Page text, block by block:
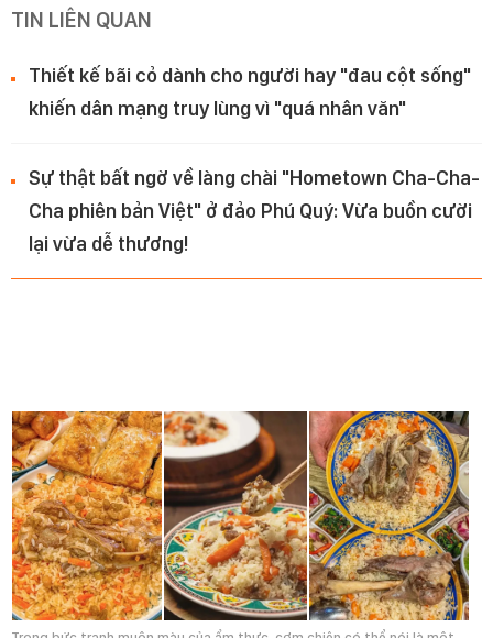
TIN LIÊN QUAN
Thiết kế bãi cỏ dành cho người hay "đau cột sống"
khiến dân mạng truy lùng vì "quá nhân văn"
Sự thật bất ngờ về làng chài "Hometown Cha-Cha-
Cha phiên bản Việt" ở đảo Phú Quý: Vừa buồn cười
lại vừa dễ thương!